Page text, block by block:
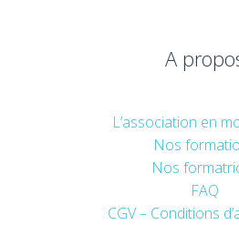
A
L’association en
Nos
Nos
FAQ
CGV – Conditions